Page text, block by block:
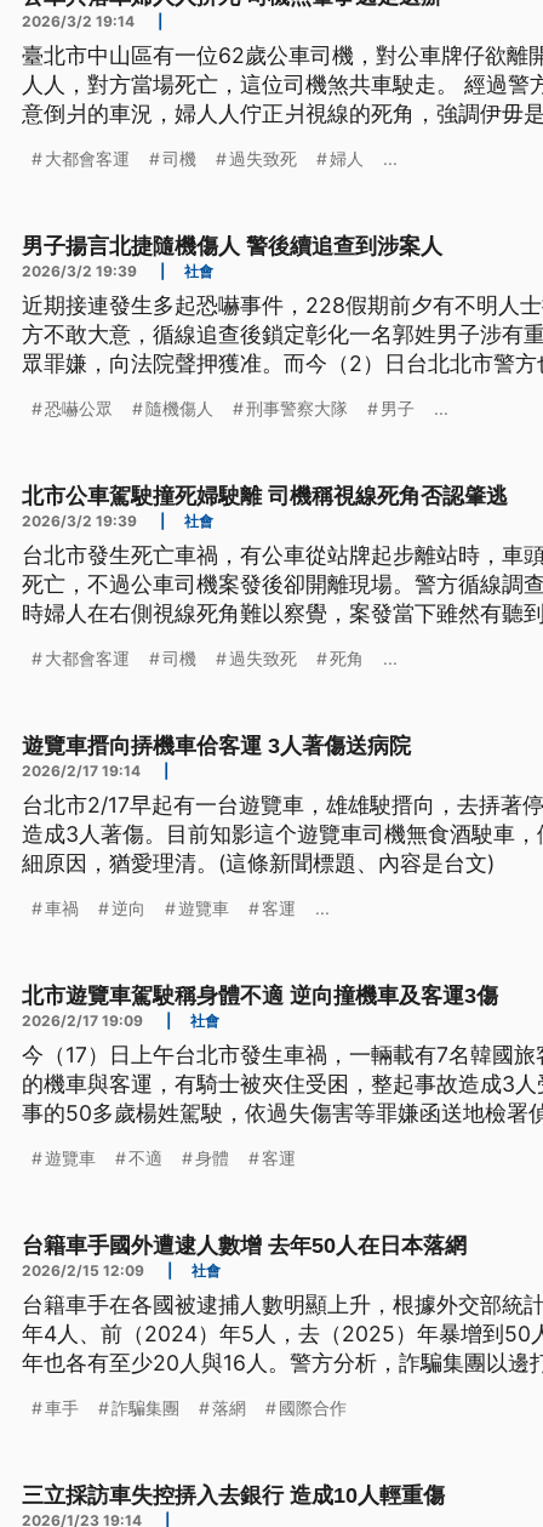
2026/3/2 19:14
臺北市中山區有一位62歲公車司機，對公車牌仔欲離
人人，對方當場死亡，這位司機煞共車駛走。 經過警
意倒爿的車況，婦人人佇正爿視線的死角，強調伊毋
大都會客運 司機 過失致死 婦人 ...
男子揚言北捷隨機傷人 警後續追查到涉案人
2026/3/2 19:39 社會
近期接連發生多起恐嚇事件，228假期前夕有不明人
方不敢大意，循線追查後鎖定彰化一名郭姓男子涉有
眾罪嫌，向法院聲押獲准。而今（2）日台北北市警
男子釐清案情。
恐嚇公眾 隨機傷人 刑事警察大隊 男子 ...
北市公車駕駛撞死婦駛離 司機稱視線死角否認肇逃
2026/3/2 19:39 社會
台北市發生死亡車禍，有公車從站牌起步離站時，車
死亡，不過公車司機案發後卻開離現場。警方循線調
時婦人在右側視線死角難以察覺，案發當下雖然有聽
知消息感到震驚悲痛。
大都會客運 司機 過失致死 死角 ...
遊覽車搢向挵機車佮客運 3人著傷送病院
2026/2/17 19:14
台北市2/17早起有一台遊覽車，雄雄駛搢向，去挵著
造成3人著傷。目前知影這个遊覽車司機無食酒駛車
細原因，猶愛理清。(這條新聞標題、內容是台文)
車禍 逆向 遊覽車 客運 ...
北市遊覽車駕駛稱身體不適 逆向撞機車及客運3傷
2026/2/17 19:09 社會
今（17）日上午台北市發生車禍，一輛載有7名韓國
的機車與客運，有騎士被夾住受困，整起事故造成3
事的50多歲楊姓駕駛，依過失傷害等罪嫌函送地檢署
遊覽車 不適 身體 客運
台籍車手國外遭逮人數增 去年50人在日本落網
2026/2/15 12:09 社會
台籍車手在各國被逮捕人數明顯上升，根據外交部統
年4人、前（2024）年5人，去（2025）年暴增到50
年也各有至少20人與16人。警方分析，詐騙集團以邊
有黑數。
車手 詐騙集團 落網 國際合作
三立採訪車失控挵入去銀行 造成10人輕重傷
2026/1/23 19:14